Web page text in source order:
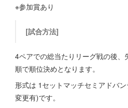
※参加賞あり
[試合方法]
4ペアでの総当たりリーグ戦の後
順で順位決めとなります。
形式は 1セットマッチセミアドバ
変更有)です。